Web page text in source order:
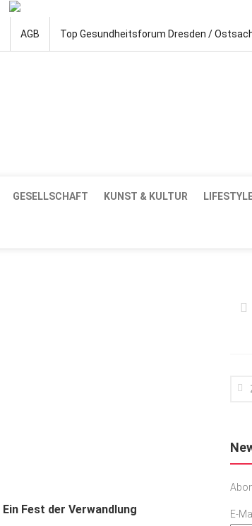
AGB Top Gesundheitsforum Dresden /
GESELLSCHAFT KUNST & KULTUR
Ein Fest der Verwandlung E-